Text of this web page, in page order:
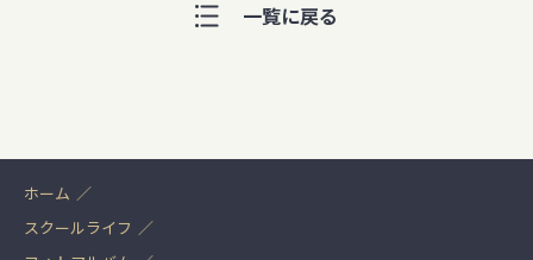
一覧に戻る
ホーム
スクールライフ